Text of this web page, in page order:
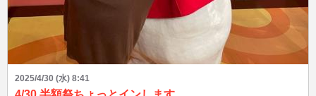
2025/4/30 (水) 8:41